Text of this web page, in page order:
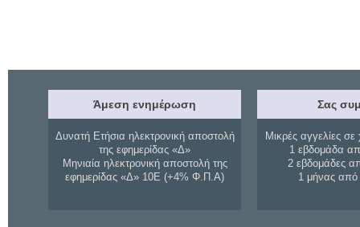
Άμεση ενημέρωση
Δυνατή Ετήσια ηλεκτρονική αποστολή
της εφημερίδας «Δ»
Μηνιαία ηλεκτρονική αποστολή της
εφημερίδας «Δ» 10Ε (+4% Φ.Π.Α)
Σας
Μικρές αγγελίες σε
1 εβδομάδα
2 εβδομάδες
1 μήνας